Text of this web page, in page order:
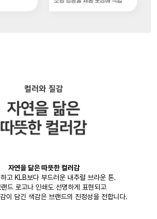
자연을 닮은 따뜻한 컬러감
고 KLB보다 부드러운 내추럴 브라운 톤.
드 로고나 인쇄도 선명하게 표현되고
이 담긴 색감은 브랜드의 진정성을 전합니다.